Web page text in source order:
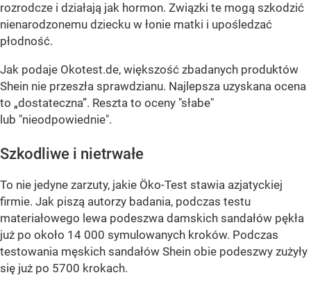
rozrodcze i działają jak hormon. Związki te mogą szkodzić
nienarodzonemu dziecku w łonie matki i upośledzać
płodność.
Jak podaje Okotest.de, większość zbadanych produktów
Shein nie przeszła sprawdzianu. Najlepsza uzyskana ocena
to „dostateczna”. Reszta to oceny "słabe"
lub "nieodpowiednie".
Szkodliwe i nietrwałe
To nie jedyne zarzuty, jakie Öko-Test stawia azjatyckiej
firmie. Jak piszą autorzy badania, podczas testu
materiałowego lewa podeszwa damskich sandałów pękła
już po około 14 000 symulowanych kroków. Podczas
testowania męskich sandałów Shein obie podeszwy zużyły
się już po 5700 krokach.